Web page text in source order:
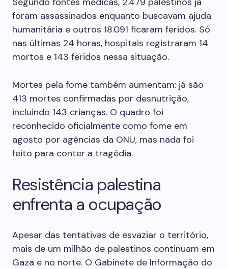
foram assassinados enquanto buscavam ajuda
humanitária e outros 18.091 ficaram feridos. Só
nas últimas 24 horas, hospitais registraram 14
mortos e 143 feridos nessa situação.
Mortes pela fome também aumentam: já são
413 mortes confirmadas por desnutrição,
incluindo 143 crianças. O quadro foi
reconhecido oficialmente como fome em
agosto por agências da ONU, mas nada foi
feito para conter a tragédia.
Resistência palestina
enfrenta a ocupação
Apesar das tentativas de esvaziar o território,
mais de um milhão de palestinos continuam em
Gaza e no norte. O Gabinete de Informação do